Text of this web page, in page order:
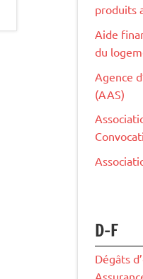
produits
Aide
du
Agence
(AAS)
D-F
Dégâts